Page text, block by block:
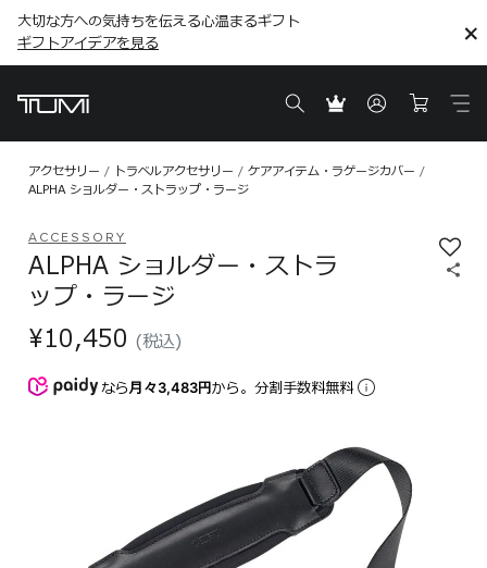
ギフトアイデアを見る こちら
大切な方への気持ちを伝える心温まるギフト
ギフトアイデアを見る
こちら
アクセサリー トラベルアクセサリー
ケアアイテム・ラゲージカバー
ALPHA ショルダー・ストラップ・ラージ
ACCESSORY
ALPHA ショルダー・ストラ
ップ・ラージ
¥10,450 (税込)
なら月々3,483円から。分割手数料無料